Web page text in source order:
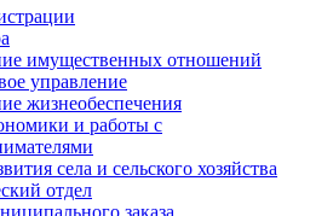
имущественных отношений
управление
жизнеобеспечения
и работы с
села и сельского хозяйства
отдел